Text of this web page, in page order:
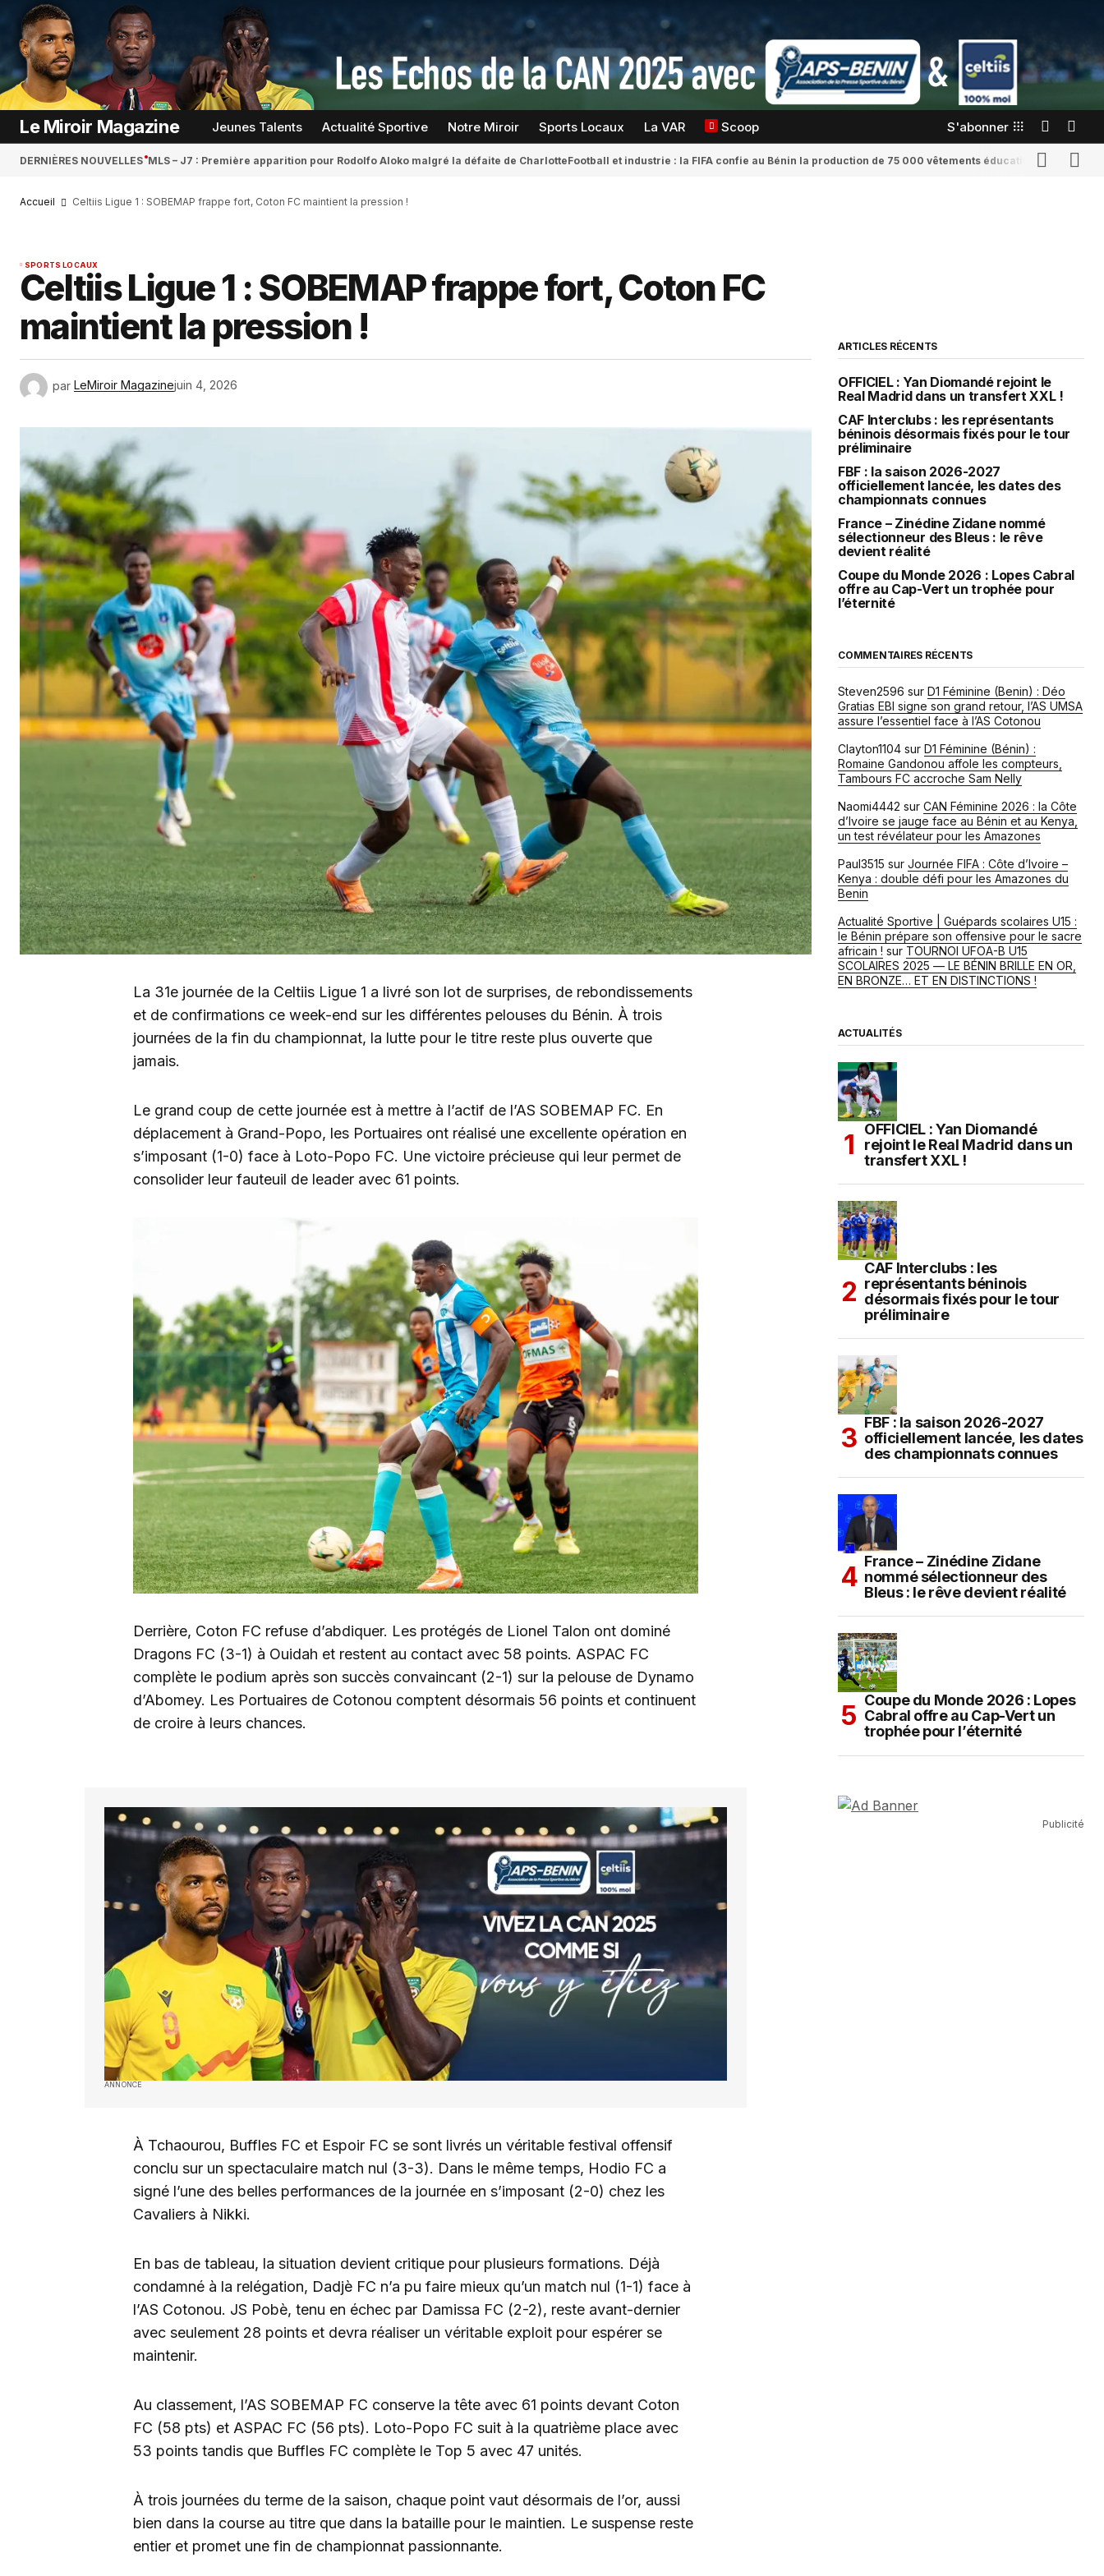
Le Miroir Magazine Jeunes Talents Actualité Sportive Notre Miroir Sports Locaux La VAR Scoop S'abonner
DERNIÈRES NOUVELLES MLS – J7 : Première apparition pour Rodolfo Aloko malgré la défaite de CharlotteFootball et industrie : la FIFA confie au Bénin la production de 75 000 vêtements éducatifs
Accueil Celtiis Ligue 1 : SOBEMAP frappe fort, Coton FC maintient la pression !
SPORTS LOCAUX
Celtiis Ligue 1 : SOBEMAP frappe fort, Coton FC
maintient la pression !
par LeMiroir Magazinejuin 4, 2026
La 31e journée de la Celtiis Ligue 1 a livré son lot de surprises, de rebondissements
et de confirmations ce week-end sur les différentes pelouses du Bénin. À trois
journées de la fin du championnat, la lutte pour le titre reste plus ouverte que
jamais.
Le grand coup de cette journée est à mettre à l’actif de l’AS SOBEMAP FC. En
déplacement à Grand-Popo, les Portuaires ont réalisé une excellente opération en
s’imposant (1-0) face à Loto-Popo FC. Une victoire précieuse qui leur permet de
consolider leur fauteuil de leader avec 61 points.
Derrière, Coton FC refuse d’abdiquer. Les protégés de Lionel Talon ont dominé
Dragons FC (3-1) à Ouidah et restent au contact avec 58 points. ASPAC FC
complète le podium après son succès convaincant (2-1) sur la pelouse de Dynamo
d’Abomey. Les Portuaires de Cotonou comptent désormais 56 points et continuent
de croire à leurs chances.
ANNONCE
À Tchaourou, Buffles FC et Espoir FC se sont livrés un véritable festival offensif
conclu sur un spectaculaire match nul (3-3). Dans le même temps, Hodio FC a
signé l’une des belles performances de la journée en s’imposant (2-0) chez les
Cavaliers à Nikki.
En bas de tableau, la situation devient critique pour plusieurs formations. Déjà
condamné à la relégation, Dadjè FC n’a pu faire mieux qu’un match nul (1-1) face à
l’AS Cotonou. JS Pobè, tenu en échec par Damissa FC (2-2), reste avant-dernier
avec seulement 28 points et devra réaliser un véritable exploit pour espérer se
maintenir.
Au classement, l’AS SOBEMAP FC conserve la tête avec 61 points devant Coton
FC (58 pts) et ASPAC FC (56 pts). Loto-Popo FC suit à la quatrième place avec
53 points tandis que Buffles FC complète le Top 5 avec 47 unités.
À trois journées du terme de la saison, chaque point vaut désormais de l’or, aussi
bien dans la course au titre que dans la bataille pour le maintien. Le suspense reste
entier et promet une fin de championnat passionnante.
ARTICLES RÉCENTS
OFFICIEL : Yan Diomandé rejoint le
Real Madrid dans un transfert XXL !
CAF Interclubs : les représentants
béninois désormais fixés pour le tour
préliminaire
FBF : la saison 2026-2027
officiellement lancée, les dates des
championnats connues
France – Zinédine Zidane nommé
sélectionneur des Bleus : le rêve
devient réalité
Coupe du Monde 2026 : Lopes Cabral
offre au Cap-Vert un trophée pour
l’éternité
COMMENTAIRES RÉCENTS
Steven2596 sur D1 Féminine (Benin) : Déo
Gratias EBI signe son grand retour, l’AS UMSA
assure l’essentiel face à l’AS Cotonou
Clayton1104 sur D1 Féminine (Bénin) :
Romaine Gandonou affole les compteurs,
Tambours FC accroche Sam Nelly
Naomi4442 sur CAN Féminine 2026 : la Côte
d’Ivoire se jauge face au Bénin et au Kenya,
un test révélateur pour les Amazones
Paul3515 sur Journée FIFA : Côte d’Ivoire –
Kenya : double défi pour les Amazones du
Benin
Actualité Sportive | Guépards scolaires U15 :
le Bénin prépare son offensive pour le sacre
africain ! sur TOURNOI UFOA-B U15
SCOLAIRES 2025 — LE BÉNIN BRILLE EN OR,
EN BRONZE… ET EN DISTINCTIONS !
ACTUALITÉS
OFFICIEL : Yan Diomandé
rejoint le Real Madrid dans un
transfert XXL !
CAF Interclubs : les
représentants béninois
désormais fixés pour le tour
préliminaire
FBF : la saison 2026-2027
officiellement lancée, les dates
des championnats connues
France – Zinédine Zidane
nommé sélectionneur des
Bleus : le rêve devient réalité
Coupe du Monde 2026 : Lopes
Cabral offre au Cap-Vert un
trophée pour l’éternité
Publicité